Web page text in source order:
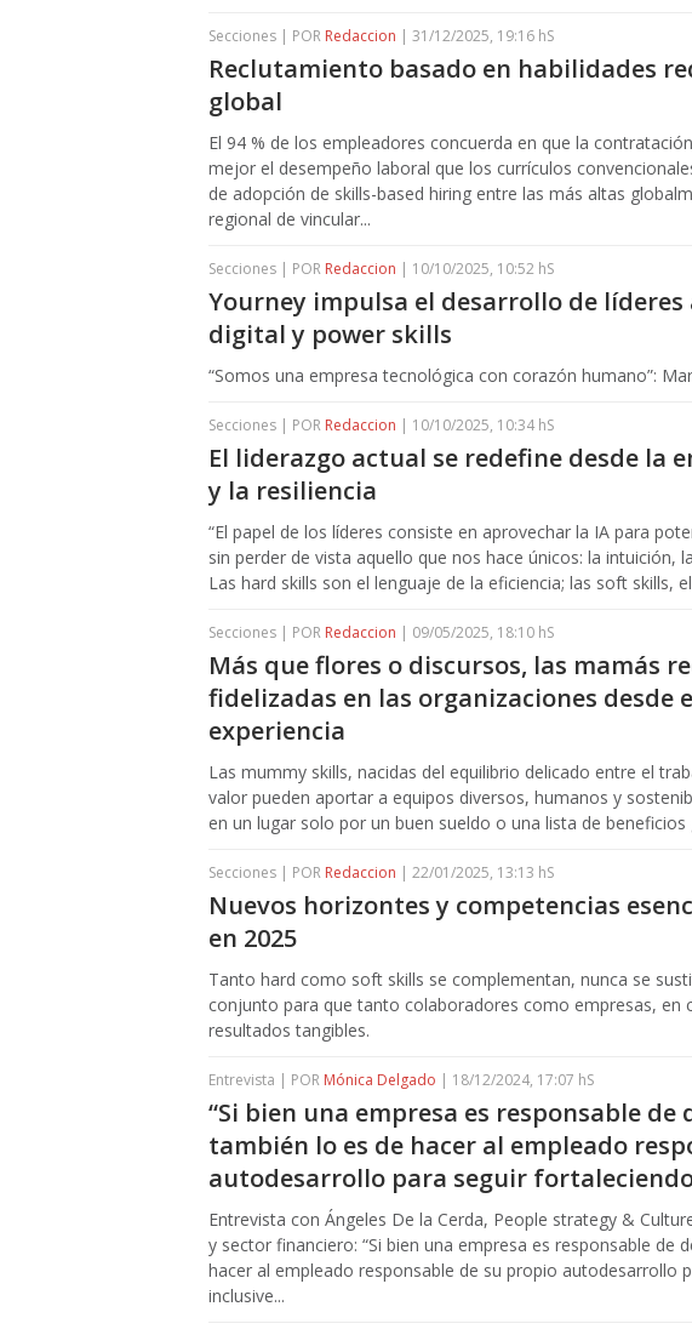
Secciones | POR Redaccion | 31/12/2025, 19:16 hS
Reclutamiento basado en habilidades
global
El 94 % de los empleadores concuerda en que la
mejor el desempeño laboral que los currículos
de adopción de skills-based hiring entre las más altas
regional de vincular...
Secciones | POR Redaccion | 10/10/2025, 10:52 hS
Yourney impulsa el desarrollo de
digital y power skills
“Somos una empresa tecnológica con corazón humano”:
Secciones | POR Redaccion | 10/10/2025, 10:34 hS
El liderazgo actual se redefine desde la
y la resiliencia
“El papel de los líderes consiste en aprovechar la IA para
sin perder de vista aquello que nos hace únicos: la intuición,
Las hard skills son el lenguaje de la eficiencia; las soft skills,
Secciones | POR Redaccion | 09/05/2025, 18:10 hS
Más que flores o discursos, las mamás
fidelizadas en las organizaciones desde
experiencia
Las mummy skills, nacidas del equilibrio delicado entre el
valor pueden aportar a equipos diversos, humanos y
en un lugar solo por un buen sueldo o una lista de beneficios
Secciones | POR Redaccion | 22/01/2025, 13:13 hS
Nuevos horizontes y competencias
en 2025
Tanto hard como soft skills se complementan, nunca se
conjunto para que tanto colaboradores como empresas, en
resultados tangibles.
Entrevista | POR Mónica Delgado | 18/12/2024, 17:07 hS
“Si bien una empresa es responsable
también lo es de hacer al empleado
autodesarrollo para seguir
Entrevista con Ángeles De la Cerda, People strategy &
y sector financiero: “Si bien una empresa es responsable de
hacer al empleado responsable de su propio autodesarrollo
inclusive...